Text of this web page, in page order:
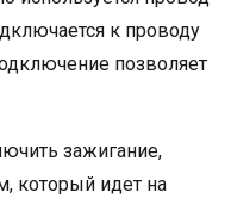
к проводу
позволяет
зажигание,
который идет на